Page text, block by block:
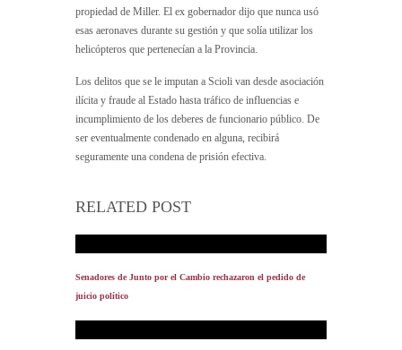
propiedad de Miller. El ex gobernador dijo que nunca usó
esas aeronaves durante su gestión y que solía utilizar los
helicópteros que pertenecían a la Provincia.
Los delitos que se le imputan a Scioli van desde asociación
ilícita y fraude al Estado hasta tráfico de influencias e
incumplimiento de los deberes de funcionario público. De
ser eventualmente condenado en alguna, recibirá
seguramente una condena de prisión efectiva.
RELATED POST
Senadores de Junto por el Cambio rechazaron el pedido de
juicio político